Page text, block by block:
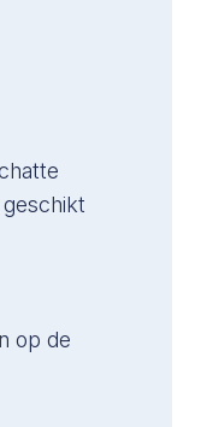
op de